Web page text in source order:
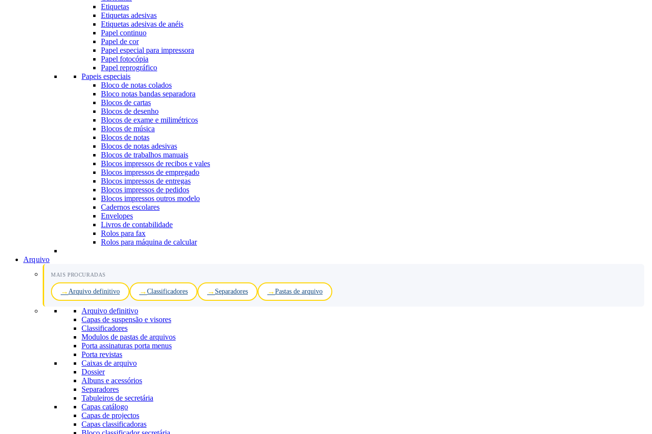
Etiquetas
Etiquetas adesivas
Etiquetas adesivas de anéis
Papel continuo
Papel de cor
Papel especial para impressora
Papel fotocópia
Papel reprográfico
Papeis especiais
Bloco de notas colados
Bloco notas bandas separadora
Blocos de cartas
Blocos de desenho
Blocos de exame e milimétricos
Blocos de música
Blocos de notas
Blocos de notas adesivas
Blocos de trabalhos manuais
Blocos impressos de recibos e vales
Blocos impressos de empregado
Blocos impressos de entregas
Blocos impressos de pedidos
Blocos impressos outros modelo
Cadernos escolares
Envelopes
Livros de contabilidade
Rolos para fax
Rolos para máquina de calcular
Arquivo
MAIS PROCURADAS
Arquivo definitivo Classificadores Separadores Pastas de arquivo
Arquivo definitivo
Capas de suspensão e visores
Classificadores
Modulos de pastas de arquivos
Porta assinaturas porta menus
Porta revistas
Caixas de arquivo
Dossier
Albuns e acessórios
Separadores
Tabuleiros de secretária
Capas catálogo
Capas de projectos
Capas classificadoras